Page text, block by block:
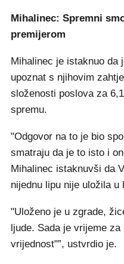
Mihalinec: Spremni
premijerom
Mihalinec je istaknuo da
upoznat s njihovim
složenosti poslova za
spremu.
"Odgovor na to je bio
smatraju da je to isto i
Mihalinec istaknuvši da
nijednu lipu nije uložila u
"Uloženo je u zgrade,
ljude. Sada je vrijeme
vrijednost"”, ustvrdio je.